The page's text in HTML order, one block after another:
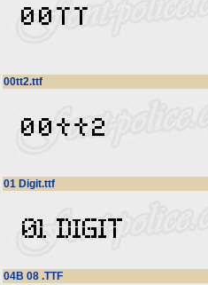
00tt2.ttf
01 Digit.ttf
04B 08 .TTF